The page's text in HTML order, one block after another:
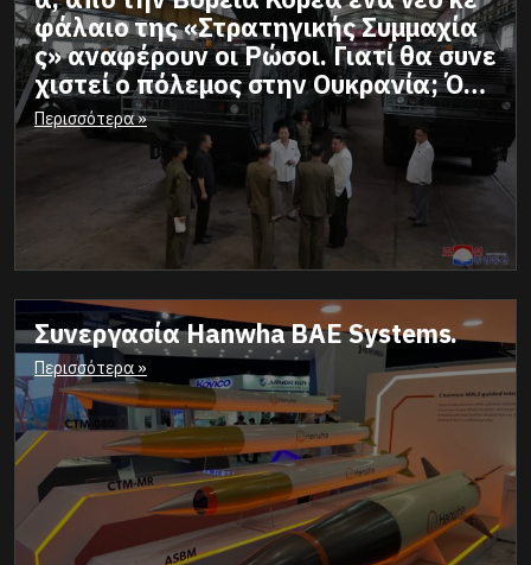
φάλαιο της «Στρατηγικής Συμμαχία
ς» αναφέρουν οι Ρώσοι. Γιατί θα συνε
χιστεί ο πόλεμος στην Ουκρανία; Όσα
συμβαίνουν αφορούν την Ελλάδα, μα
ζί με την επίσκεψη Τραμπ για να κλεί
σει συμφωνία ΑΟΖ.
Περισσότερα »
Συνεργασία Hanwha BAE Systems.
Περισσότερα »